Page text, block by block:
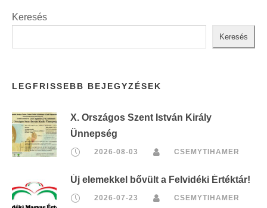
Keresés
Keresés
LEGFRISSEBB BEJEGYZÉSEK
X. Országos Szent István Király
Ünnepség
2026-08-03 CSEMYTIHAMER
Új elemekkel bővült a Felvidéki Értéktár!
2026-07-23 CSEMYTIHAMER